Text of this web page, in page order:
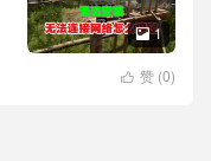
 1
 赞 (0)